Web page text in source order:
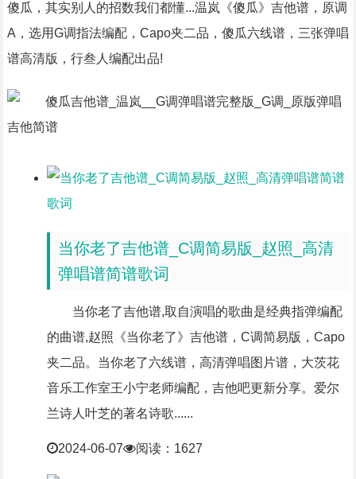
傻瓜，其实别人的招数我们都懂...温岚《傻瓜》吉他谱，原调
A，选用G调指法编配，Capo夹二品，傻瓜六线谱，三张弹唱
谱高清版，行叁人编配出品!
当你老了吉他谱_C调简易版_赵照_高清
弹唱谱简谱歌词
当你老了吉他谱,取自演唱的歌曲是经典指弹编配
的曲谱,赵照《当你老了》吉他谱，C调简易版，Capo
夹二品。当你老了六线谱，高清弹唱图片谱，大茨花
音乐工作室王小宁老师编配，吉他吧更新分享。爱尔
兰诗人叶芝的著名诗歌......
2024-06-07 阅读：1627